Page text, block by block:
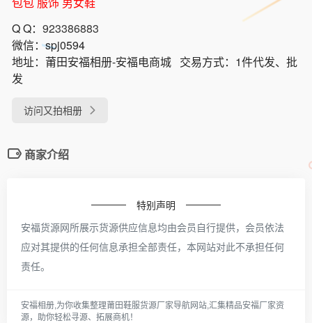
Q Q： 923386883
微信：spj0594
地址： 莆田安福相册-安福电商城 交易方式： 1件代发、批
发
访问又拍相册
商家介绍
特别声明
安福货源网所展示货源供应信息均由会员自行提供，会员依法
应对其提供的任何信息承担全部责任，本网站对此不承担任何
责任。
安福相册,为你收集整理莆田鞋服货源厂家导航网站,汇集精品安福厂家资
源，助你轻松寻源、拓展商机！